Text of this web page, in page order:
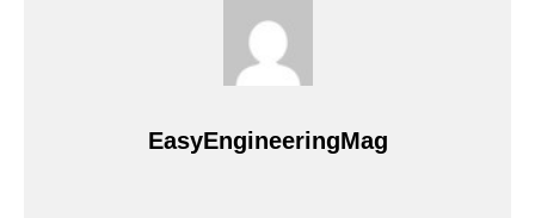
EasyEngineeringMag